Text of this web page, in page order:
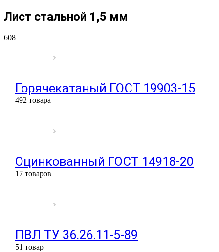
Лист стальной 1,5 мм
608
Горячекатаный ГОСТ 19903-15
492 товара
Оцинкованный ГОСТ 14918-20
17 товаров
ПВЛ ТУ 36.26.11-5-89
51 товар